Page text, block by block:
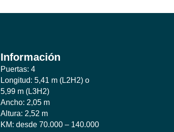
Información
Puertas: 4
Longitud: 5,41 m (L2H2) o
5,99 m (L3H2)
Ancho: 2,05 m
Altura: 2,52 m
KM: desde 70.000 – 140.000